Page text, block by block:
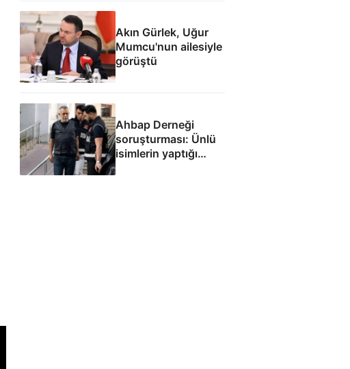
Akın Gürlek, Uğur
Mumcu'nun ailesiyle
görüştü
Ahbap Derneği
soruşturması: Ünlü
isimlerin yaptığı
bağışlar